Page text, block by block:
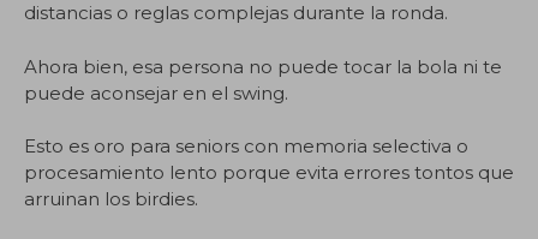
distancias o reglas complejas durante la ronda.
Ahora bien, esa persona no puede tocar la bola ni te
puede aconsejar en el swing.
Esto es oro para seniors con memoria selectiva o
procesamiento lento porque evita errores tontos que
arruinan los birdies.